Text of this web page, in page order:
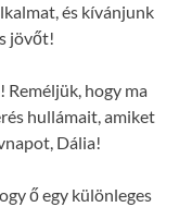
és kívánjunk
jövőt!
Reméljük, hogy ma
hullámait, amiket
Dália!
ő egy különleges